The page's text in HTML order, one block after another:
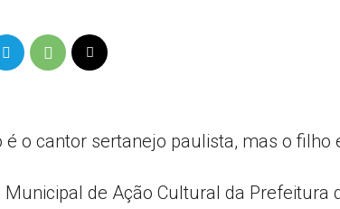
é o cantor sertanejo paulista, mas o
Municipal de Ação Cultural da